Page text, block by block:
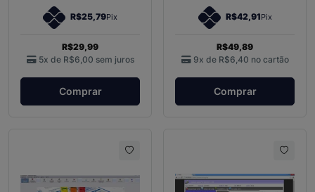
R$25,79Pix
R$29,99
5x de R$6,00 sem juros
Comprar
R$42,91Pix
R$49,89
9x de R$6,40 no cartão
Comprar